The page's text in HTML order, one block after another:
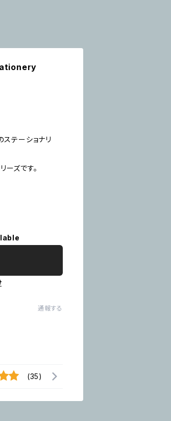
テーショナリ
ズです。
通報する
(35)